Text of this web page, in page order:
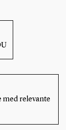
relevante